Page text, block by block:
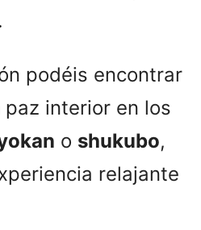
podéis encontrar
interior en los
o shukubo,
relajante